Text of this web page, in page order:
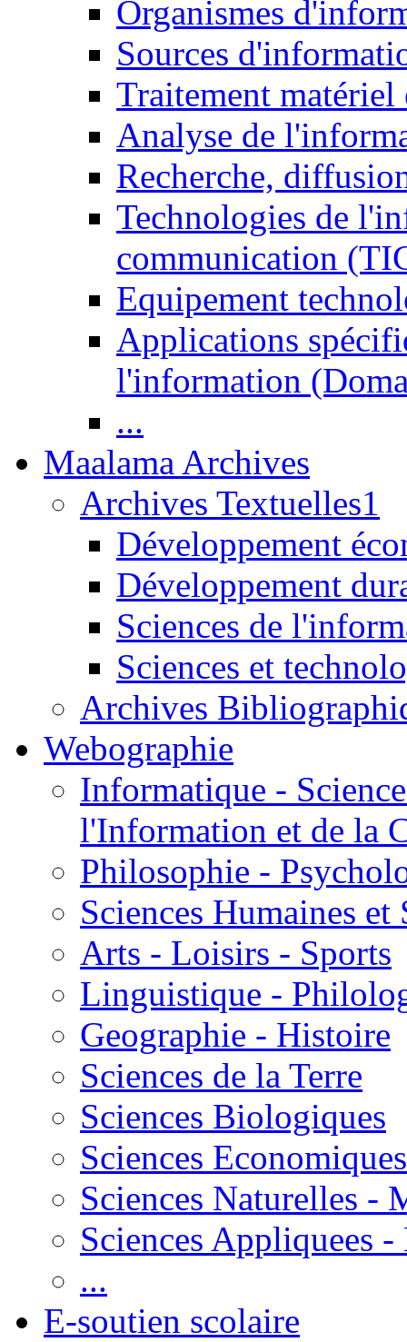
Organismes
Sources
Traitement matériel
Analyse de
Recherche,
Technologies de
communication
Equipement
Applications
l'information
...
Maalama Archives
Archives Textuelles1
Développement
Développement
Sciences de
Sciences et
Archives
Webographie
Informatique -
l'Information et de la
Philosophie -
Sciences Humaines et
Arts - Loisirs - Sports
Linguistique -
Geographie - Histoire
Sciences de la Terre
Sciences Biologiques
Sciences Economiques
Sciences Naturelles -
Sciences Appliquees
...
E-soutien scolaire